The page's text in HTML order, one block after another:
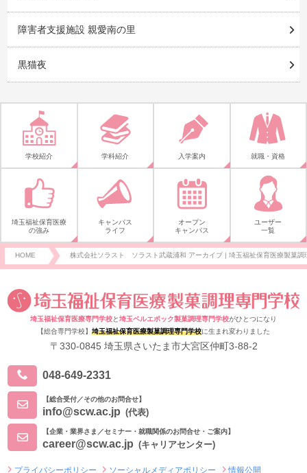
障害者支援施設 親愛南の里
黒猫夜
学校紹介 学科紹介 入学案内 就職・資格
埼玉福祉保育医療
の強み
キャンパス
ライフ
オープン
キャンパス
ユーザー
一覧
HOME 株式会社ソラスト ソラスト武蔵浦和 アーカイブ | 埼玉福祉保育医療製菓調
埼玉福祉保育医療専門学校と埼玉ベルエポック製菓調理専門学校がひとつになり
【総合専門学校】 埼玉福祉保育医療製菓調理専門学校に生まれ変わりました
〒330-0845 埼玉県さいたま市大宮区仲町3-88-2
048-649-2331
【総合受付／その他のお問合せ】
info@scw.ac.jp (代表)
【企業・業界さま／セミナー・就職関係のお問合せ・ご案内】
career@scw.ac.jp (キャリアセンター)
プライバシーポリシー ソーシャルメディアポリシー 情報公開